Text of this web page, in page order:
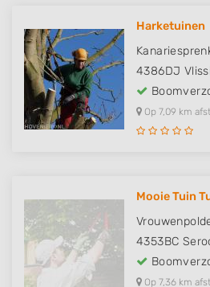
Harketuinen
4386DJ
Op 7,09 km
Mooie Tuin
4353BC
Op 7,36 km